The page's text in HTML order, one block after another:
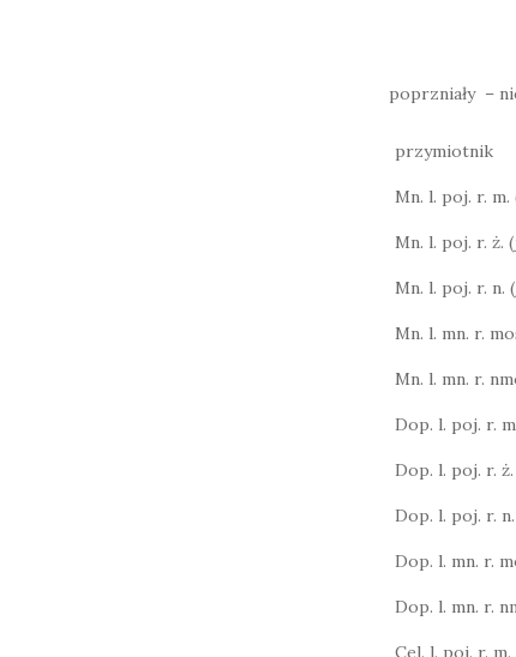
poprzniały –
przymiotnik
Mn. l. poj. r. m.
Mn. l. poj. r. ż.
Mn. l. poj. r. n.
Mn. l. mn. r.
Mn. l. mn. r.
Dop. l. poj. r.
Dop. l. poj. r.
Dop. l. poj. r.
Dop. l. mn. r.
Dop. l. mn. r.
Cel. l. poj. r.